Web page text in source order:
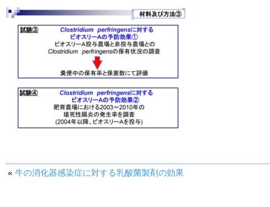
« 牛の消化器感染症に対する乳酸菌製剤の効果